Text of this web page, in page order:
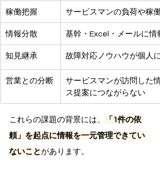
稼働把握 サービスマンの負荷や稼
情報分散 基幹・Excel・メールに情
知見継承 故障対応ノウハウが個人
営業との分断
サービスマンが訪問した
ス提案につながらない
これらの課題の背景には、
「1件の依
頼」を起点に情報を一元管理できてい
ないことがあります。